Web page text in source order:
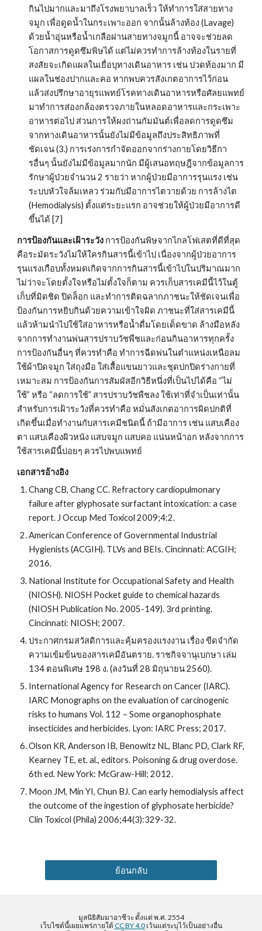
กินไปมากและมาถึงโรงพยาบาลเร็ว ให้ทำการใส่สายทาง
จมูก เพื่อดูดน้ำในกระเพาะออก จากนั้นล้างท้อง (Lavage)
ด้วยน้ำอุ่นหรือน้ำเกลือผ่านสายทางจมูกนี้ อาจจะช่วยลด
โอกาสการดูดซึมพิษได้ แต่ไม่ควรทำการล้างท้องในรายที่
สงสัยจะเกิดแผลในเยื่อบุทางเดินอาหาร เช่น ปวดท้องมาก มี
แผลในช่องปากและคอ หากพบควรสังเกตอาการไว้ก่อน
แล้วส่งปรึกษาอายุรแพทย์โรคทางเดินอาหารหรือศัลยแพทย์
มาทำการส่องกล้องตรวจภายในหลอดอาหารและกระเพาะ
อาหารต่อไป ส่วนการให้ผงถ่านกัมมันต์เพื่อลดการดูดซึม
จากทางเดินอาหารนั้นยังไม่มีข้อมูลถึงประสิทธิภาพที่
ชัดเจน (3.) การเร่งการกำจัดออกจากร่างกายโดยวิธีกา
รอื่นๆ นั้นยังไม่มีข้อมูลมากนัก มีผู้เสนอทฤษฎีจากข้อมูลการ
รักษาผู้ป่วยจำนวน 2 รายว่า หากผู้ป่วยมีอาการรุนแรง เช่น
ระบบหัวใจล้มเหลว ร่วมกับมีอาการไตวายด้วย การล้างไต
(Hemodialysis) ตั้งแต่ระยะแรก อาจช่วยให้ผู้ป่วยมีอาการดี
ขึ้นได้ [7]
การป้องกันและเฝ้าระวัง การป้องกันพิษจากไกลโฟเสตที่ดีที่สุด
คือระมัดระวังไม่ให้ใครกินสารนี้เข้าไป เนื่องจากผู้ป่วยอาการ
รุนแรงเกือบทั้งหมดเกิดจากการกินสารนี้เข้าไปในปริมาณมาก
ไม่ว่าจะโดยตั้งใจหรือไม่ตั้งใจก็ตาม ควรเก็บสารเคมีนี้ไว้ในตู้
เก็บที่มิดชิด ปิดล็อก และทำการติดฉลากภาชนะให้ชัดเจนเพื่อ
ป้องกันการหยิบกินด้วยความเข้าใจผิด ภาชนะที่ใส่สารเคมีนี้
แล้วห้ามนำไปใช้ใส่อาหารหรือน้ำดื่มโดยเด็ดขาด ล้างมือหลัง
จากการทำงานพ่นสารปราบวัชพืชและก่อนกินอาหารทุกครั้ง
การป้องกันอื่นๆ ที่ควรทำคือ ทำการฉีดพ่นในตำแหน่งเหนือลม
ใช้ผ้าปิดจมูก ใส่ถุงมือ ใส่เสื้อแขนยาวและชุดปกปิดร่างกายที่
เหมาะสม การป้องกันการสัมผัสอีกวิธีหนึ่งที่เป็นไปได้คือ “ไม่
ใช้” หรือ “ลดการใช้” สารปราบวัชพืชลง ใช้เท่าที่จำเป็นเท่านั้น
สำหรับการเฝ้าระวังที่ควรทำคือ หมั่นสังเกตอาการผิดปกติที่
เกิดขึ้นเมื่อทำงานกับสารเคมีชนิดนี้ ถ้ามีอาการ เช่น แสบเคือง
ตา แสบเคืองผิวหนัง แสบจมูก แสบคอ แน่นหน้าอก หลังจากการ
ใช้สารเคมีนี้บ่อยๆ ควรไปพบแพทย์
เอกสารอ้างอิง
Chang CB, Chang CC. Refractory cardiopulmonary
failure after glyphosate surfactant intoxication: a case
report. J Occup Med Toxicol 2009;4:2.
American Conference of Governmental Industrial
Hygienists (ACGIH). TLVs and BEIs. Cincinnati: ACGIH;
2016.
National Institute for Occupational Safety and Health
(NIOSH). NIOSH Pocket guide to chemical hazards
(NIOSH Publication No. 2005-149). 3rd printing.
Cincinnati: NIOSH; 2007.
ประกาศกรมสวัสดิการและคุ้มครองแรงงาน เรื่อง ขีดจำกัด
ความเข้มข้นของสารเคมีอันตราย. ราชกิจจานุเบกษา เล่ม
134 ตอนพิเศษ 198 ง. (ลงวันที่ 28 มิถุนายน 2560).
International Agency for Research on Cancer (IARC).
IARC Monographs on the evaluation of carcinogenic
risks to humans Vol. 112 – Some organophosphate
insecticides and herbicides. Lyon: IARC Press; 2017.
Olson KR, Anderson IB, Benowitz NL, Blanc PD, Clark RF,
Kearney TE, et. al., editors. Poisoning & drug overdose.
6th ed. New York: McGraw-Hill; 2012.
Moon JM, Min YI, Chun BJ. Can early hemodialysis affect
the outcome of the ingestion of glyphosate herbicide?
Clin Toxicol (Phila) 2006;44(3):329-32.
ย้อนกลับ
มูลนิธิสัมมาอาชีวะ ตั้งแต่ พ.ศ. 2554
เว็บไซต์นี้เผยแพร่ภายใต้CC BY 4.0เว้นแต่ระบุไว้เป็นอย่างอื่น